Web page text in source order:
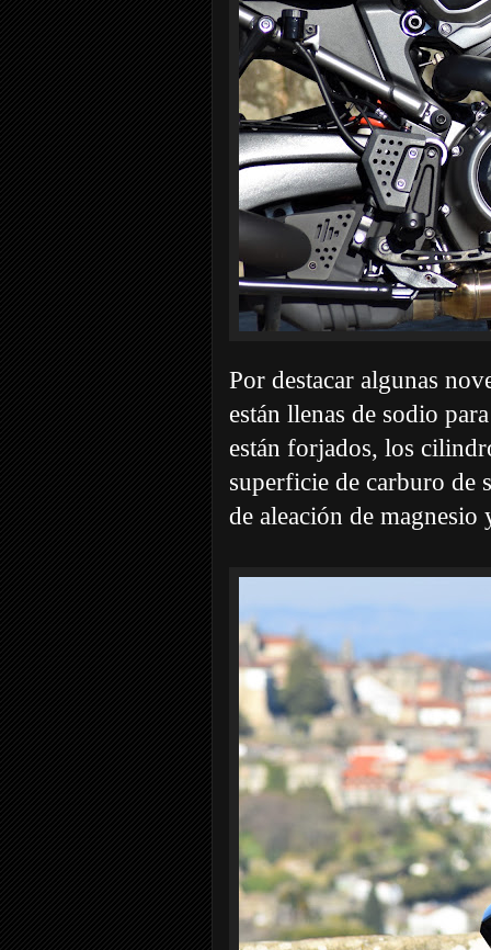
Por destacar algunas
están llenas de sodio
están forjados, los
superficie de carburo de
de aleación de magnesio